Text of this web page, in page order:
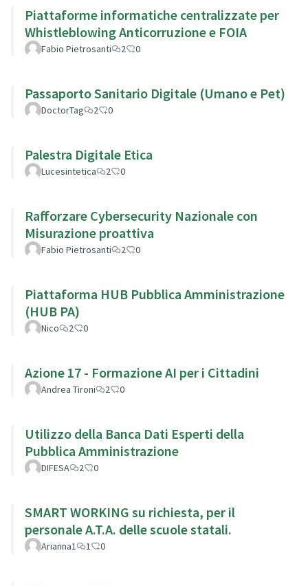
Piattaforme informatiche centralizzate per
Whistleblowing Anticorruzione e FOIA
Fabio Pietrosanti 2 0
Passaporto Sanitario Digitale (Umano e Pet)
DoctorTag 2 0
Palestra Digitale Etica
Lucesintetica 2 0
Rafforzare Cybersecurity Nazionale con
Misurazione proattiva
Fabio Pietrosanti 2 0
Piattaforma HUB Pubblica Amministrazione
(HUB PA)
Nico 2 0
Azione 17 - Formazione AI per i Cittadini
Andrea Tironi 2 0
Utilizzo della Banca Dati Esperti della
Pubblica Amministrazione
DIFESA 2 0
SMART WORKING su richiesta, per il
personale A.T.A. delle scuole statali.
Arianna1 1 0